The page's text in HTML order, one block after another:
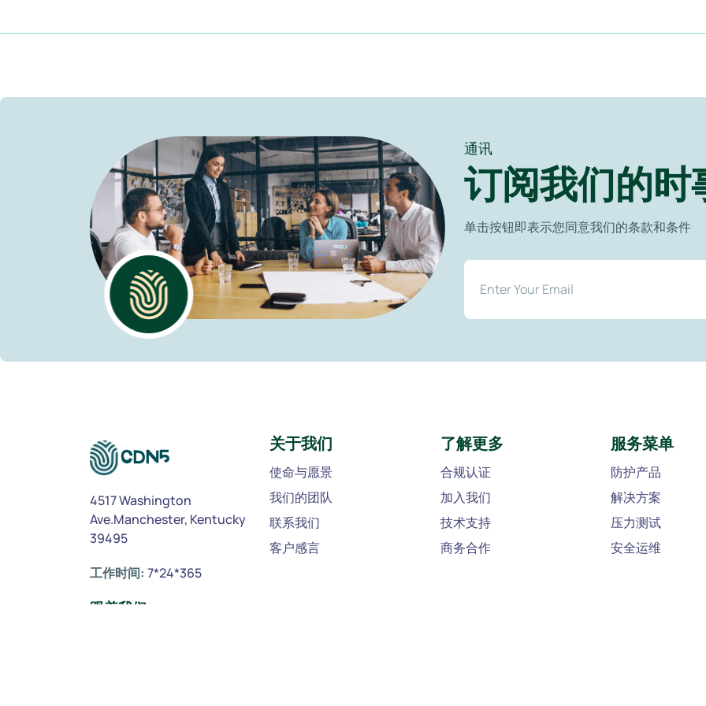
通讯
订阅我们的时
单击按钮即表示您同意我们的条款和条件
4517 Washington
Ave.Manchester, Kentucky
39495
工作时间: 7*24*365
跟着我们
关于我们
使命与愿景
我们的团队
联系我们
客户感言
了解更多
合规认证
加入我们
技术支持
商务合作
服务菜单
防护产品
解决方案
压力测试
安全运维